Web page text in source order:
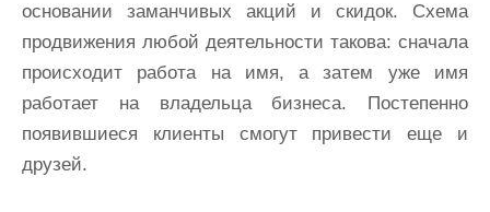
основании заманчивых акций и скидок. Схема
продвижения любой деятельности такова: сначала
происходит работа на имя, а затем уже имя
работает на владельца бизнеса. Постепенно
появившиеся клиенты смогут привести еще и
друзей.